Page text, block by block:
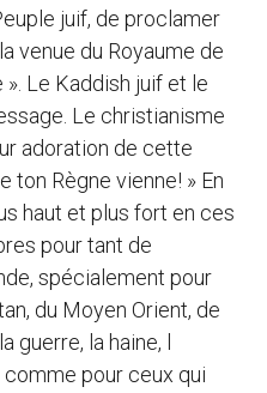
juif, de proclamer
venue du Royaume de
». Le Kaddish juif et le
Le christianisme
adoration de cette
ton Règne vienne! » En
haut et plus fort en ces
pour tant de
spécialement pour
du Moyen Orient, de
guerre, la haine, l
pour ceux qui